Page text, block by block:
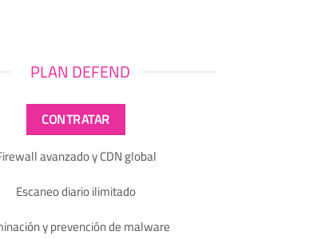
PLAN DEFEND
CONTRATAR
avanzado y CDN global
Escaneo diario ilimitado
y prevención de malware